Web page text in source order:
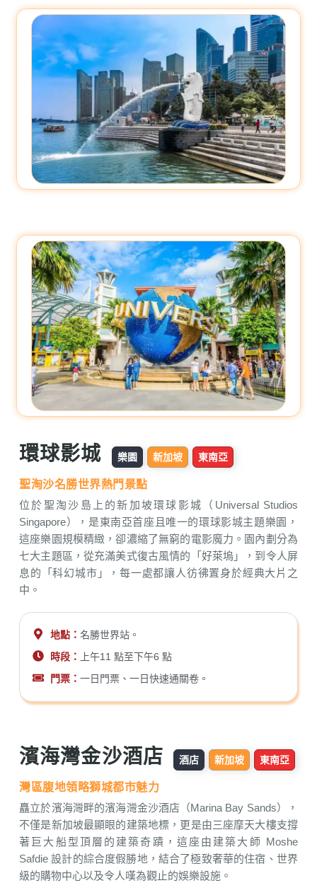
環球影城 樂園 新加坡 東南亞
聖淘沙名勝世界熱門景點
位於聖淘沙島上的新加坡環球影城（Universal Studios
Singapore），是東南亞首座且唯一的環球影城主題樂園，
這座樂園規模精緻，卻濃縮了無窮的電影魔力。園內劃分為
七大主題區，從充滿美式復古風情的「好萊塢」，到令人屏
息的「科幻城市」，每一處都讓人彷彿置身於經典大片之
中。
地點：名勝世界站。
時段：
上午11 點至下午6 點
門票：一日門票、一日快速通關卷。
濱海灣金沙酒店 酒店 新加坡 東南亞
灣區腹地領略獅城都市魅力
矗立於濱海灣畔的濱海灣金沙酒店（Marina Bay Sands），
不僅是新加坡最顯眼的建築地標，更是由三座摩天大樓支撐
著巨大船型頂層的建築奇蹟，這座由建築大師 Moshe
Safdie 設計的綜合度假勝地，結合了極致奢華的住宿、世界
級的購物中心以及令人嘆為觀止的娛樂設施。